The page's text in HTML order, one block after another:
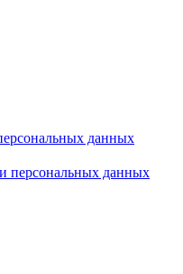
данных
персональных данных